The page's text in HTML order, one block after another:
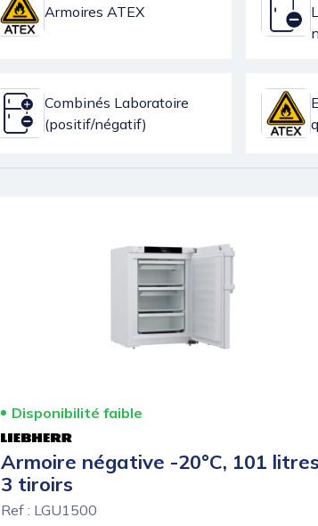
Armoires ATEX
Combinés Laboratoire
(positif/négatif)
Disponibilité faible
Armoire négative -20°C, 101
3 tiroirs
Ref : LGU1500